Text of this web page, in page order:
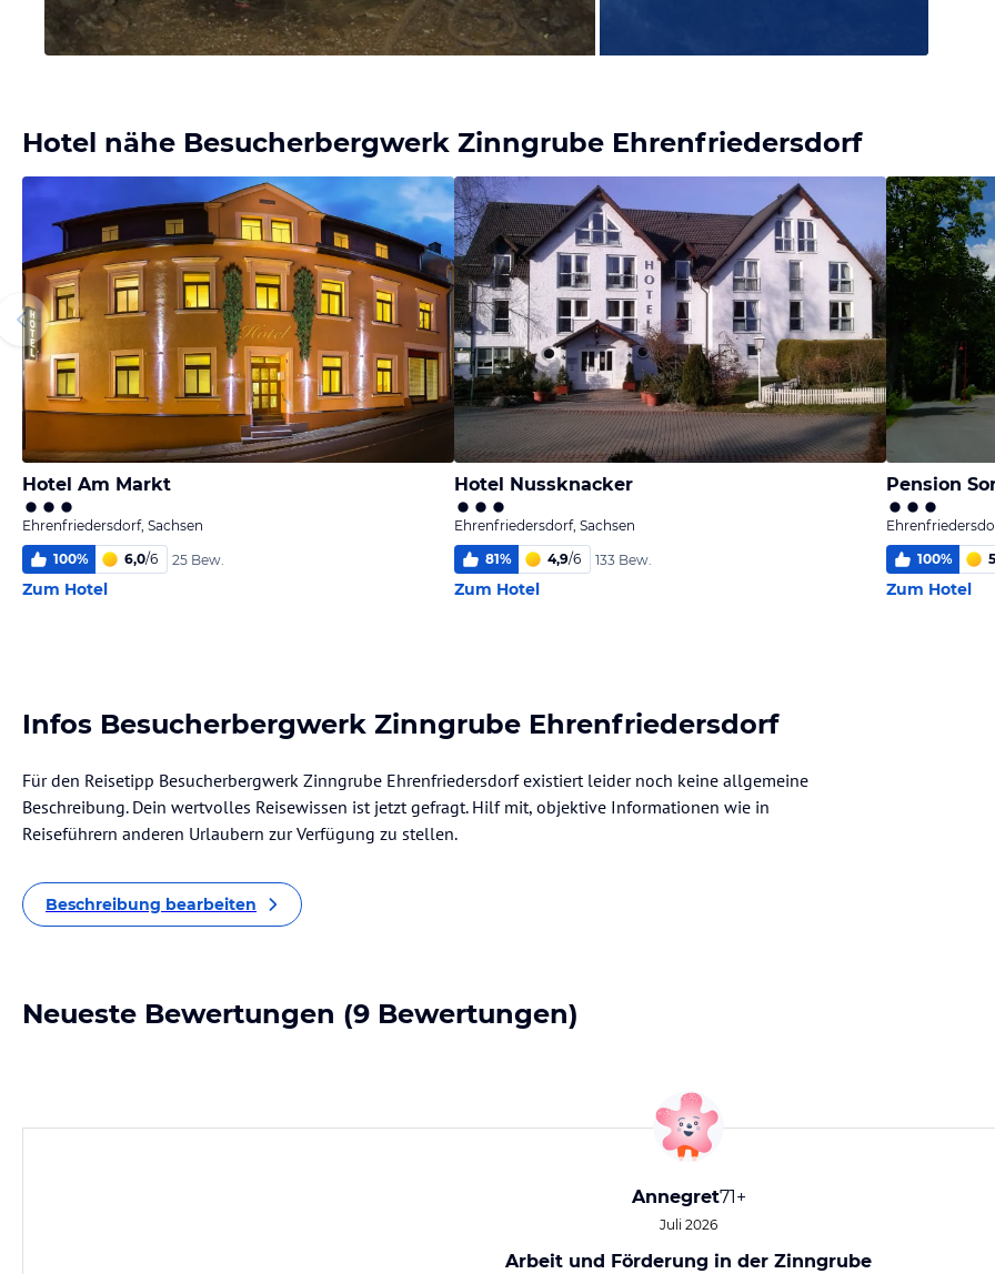
Hotel nähe Besucherbergwerk Zinngrube Ehrenfriedersdorf
Hotel Am Markt
Ehrenfriedersdorf, Sachsen
100% 6,0/6 25 Bew.
Zum Hotel
Hotel Nussknacker
Ehrenfriedersdorf, Sachsen
81% 4,9/6 133 Bew.
Zum Hotel
Pension
100%
Zum Hotel
Infos Besucherbergwerk Zinngrube Ehrenfriedersdorf
Für den Reisetipp Besucherbergwerk Zinngrube Ehrenfriedersdorf existiert leider noch keine allgemeine
Beschreibung. Dein wertvolles Reisewissen ist jetzt gefragt. Hilf mit, objektive Informationen wie in
Reiseführern anderen Urlaubern zur Verfügung zu stellen.
Beschreibung bearbeiten
Neueste Bewertungen (9 Bewertungen)
Annegret71+
Juli 2026
Arbeit und Förderung in der Zinngrube